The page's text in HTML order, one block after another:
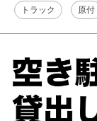
トラック 原付